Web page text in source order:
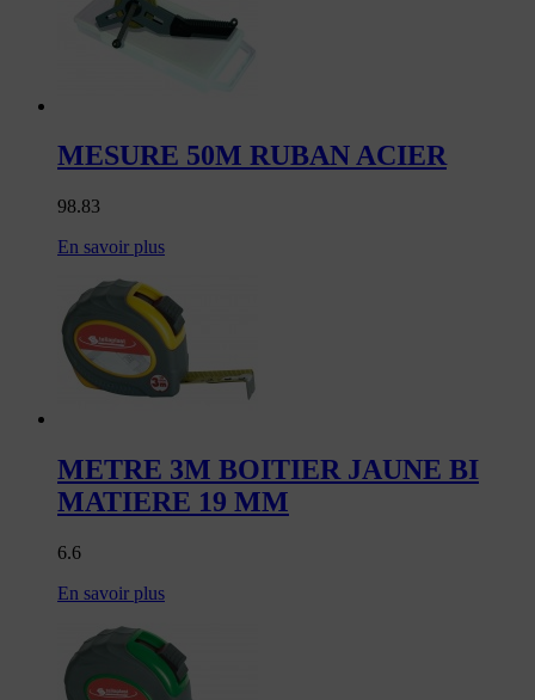
MESURE 50M RUBAN ACIER
98.83
En savoir plus
METRE 3M BOITIER JAUNE BI
MATIERE 19 MM
6.6
En savoir plus